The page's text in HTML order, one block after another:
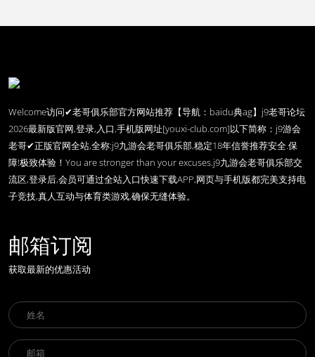
Welcome访问✔老哥俱乐部官方网站推荐【导航：baidu典ag】j9老哥论坛
2026最新版官网,登录,入口,手机版网址[youxi-club.com]以下简称：j9游会
老哥✔正版官网全站,全称:j9九游会老哥俱乐部,稳定18年信誉推荐安全.保
障!极致体验！You are stronger than your excuses.j9九游会老哥俱乐部交
流区,登录后,会员可通过全站入口快速下载APP,网页与手机版都完美支持电
子竞技,真人互动与体育类游戏,确保无缝体验。
邮箱订阅
获取最新的优惠活动